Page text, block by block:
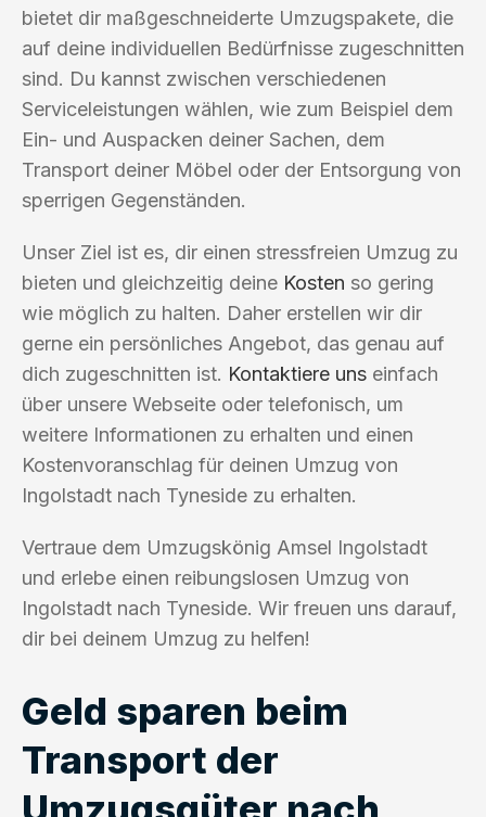
bietet dir maßgeschneiderte Umzugspakete, die
auf deine individuellen Bedürfnisse zugeschnitten
sind. Du kannst zwischen verschiedenen
Serviceleistungen wählen, wie zum Beispiel dem
Ein- und Auspacken deiner Sachen, dem
Transport deiner Möbel oder der Entsorgung von
sperrigen Gegenständen.
Unser Ziel ist es, dir einen stressfreien Umzug zu
bieten und gleichzeitig deine Kosten so gering
wie möglich zu halten. Daher erstellen wir dir
gerne ein persönliches Angebot, das genau auf
dich zugeschnitten ist. Kontaktiere uns einfach
über unsere Webseite oder telefonisch, um
weitere Informationen zu erhalten und einen
Kostenvoranschlag für deinen Umzug von
Ingolstadt nach Tyneside zu erhalten.
Vertraue dem Umzugskönig Amsel Ingolstadt
und erlebe einen reibungslosen Umzug von
Ingolstadt nach Tyneside. Wir freuen uns darauf,
dir bei deinem Umzug zu helfen!
Geld sparen beim
Transport der